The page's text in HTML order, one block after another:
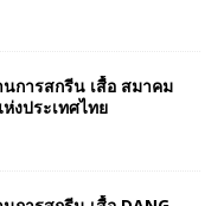
นการสกรีน เสื้อ สมาคม
งประเทศไทย